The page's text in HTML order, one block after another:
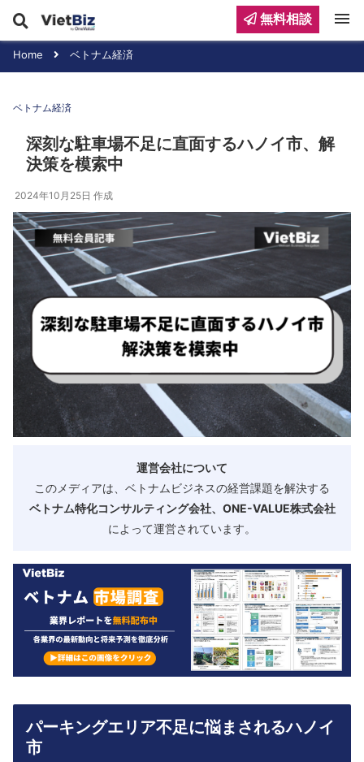
Home ベトナム経済
ベトナム経済
深刻な駐車場不足に直面するハノイ市、解
決策を模索中
2024年10月25日 作成
運営会社について
このメディアは、ベトナムビジネスの経営課題を解決する
ベトナム特化コンサルティング会社、ONE-VALUE株式会社
によって運営されています。
パーキングエリア不足に悩まされるハノイ
市
無料相談 menu